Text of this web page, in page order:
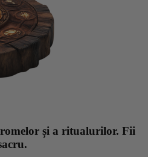
și a ritualurilor. Fii